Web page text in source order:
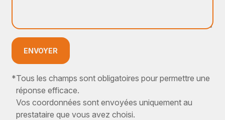
ENVOYER
*Tous les champs sont obligatoires pour permettre une
réponse efficace.
Vos coordonnées sont envoyées uniquement au
prestataire que vous avez choisi.